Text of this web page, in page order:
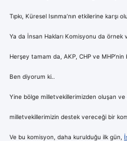
Tıpkı, Küresel Isınma’nın etkilerine
Ya da İnsan Hakları Komisyonu da örnek
Herşey tamam da, AKP, CHP ve
Ben diyorum ki..
Yine bölge milletvekillerimizden oluşan
milletvekillerimizin destek vereceği bir
Ve bu komisyon, daha kurulduğu ilk gün,